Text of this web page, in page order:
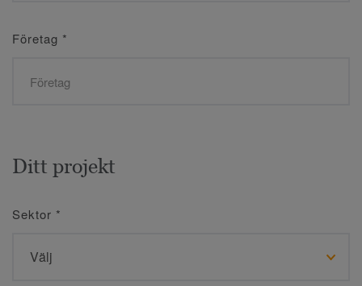
Företag *
Ditt projekt
Sektor *